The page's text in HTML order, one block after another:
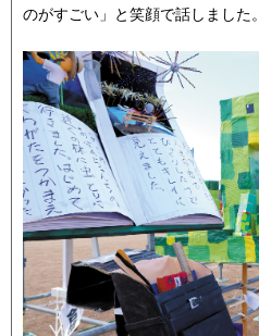
のがすごい」と笑顔で話しました。